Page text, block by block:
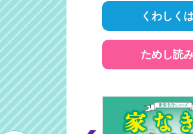
くわしく
ためし読